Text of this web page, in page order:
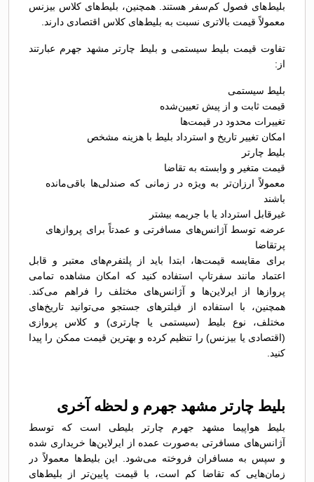
بلیط‌های فصول کم‌سفر هستند. همچنین، بلیط‌های کلاس بیزنس
معمولاً قیمت بالاتری نسبت به بلیط‌های کلاس اقتصادی دارند.
تفاوت قیمت بلیط سیستمی و بلیط چارتر مشهد جهرم عبارتند
از:
بلیط سیستمی
قیمت ثابت و از پیش تعیین‌شده
تغییرات محدود در قیمت‌ها
امکان تغییر تاریخ و استرداد بلیط با هزینه مشخص
بلیط چارتر
قیمت متغیر و وابسته به تقاضا
معمولاً ارزان‌تر به ویژه در زمانی که صندلی‌ها باقی‌مانده
باشند
غیرقابل استرداد یا با جریمه بیشتر
عرضه توسط آژانس‌های مسافرتی و عمدتاً برای پروازهای
پرتقاضا
برای مقایسه قیمت‌ها، ابتدا باید از پلتفرم‌های معتبر و قابل
اعتماد مانند سفرتاپ استفاده کنید که امکان مشاهده تمامی
پروازها از ایرلاین‌ها و آژانس‌های مختلف را فراهم می‌کند.
همچنین، با استفاده از فیلترهای جستجو می‌توانید تاریخ‌های
مختلف، نوع بلیط (سیستمی یا چارتری) و کلاس پروازی
(اقتصادی یا بیزنس) را تنظیم کرده و بهترین قیمت ممکن را پیدا
کنید.
بلیط چارتر مشهد جهرم و لحظه آخری
بلیط هواپیما مشهد جهرم چارتر بلیطی است که توسط
آژانس‌های مسافرتی به‌صورت عمده از ایرلاین‌ها خریداری شده
و سپس به مسافران فروخته می‌شود. این بلیط‌ها معمولاً در
زمان‌هایی که تقاضا کم است، با قیمت پایین‌تر از بلیط‌های